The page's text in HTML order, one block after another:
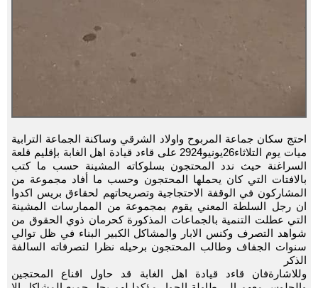
احتج سكان جماعة المربوح واولاد الشرقي وساكنة الجماعة الترابية
ميات يوم التلاثاء26يونيو2924 على قاءد قيادة اهل الغابة بإقليم قلعة
السراغنة حيث ندد المحتجون بسلوكاته المشينة حسب ما كتب
بالافتات التي كان يحملها المحتجون وحسب ما أفاد مجموعة من
المشاركون في الوقفة الاحتجاجية وتصريحاتهم لحقاءق بريس اكدوا
ان رجل السلطة المعني يقوم بمجموعة من الممارسات المشينة
التي عطلت التنمية بالجماعات المذكورة كحرمان ذوي الحقوق من
شواهد التصرف وكنس الابار والمشاكل الكبير البناء في ظل توالي
سنوات الجفاف وطالب المحتجون برحيله نظرا لتصرفاته السالفة
الذكر
وللاشارةفان قاءد قيادة اهل الغابة قد حاول اقناع المحتجين